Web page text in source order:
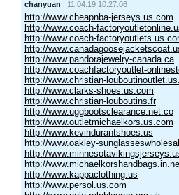
chanyuan | 11.04.19 10:27:06
http://www.cheapnba-jerseys.us.com
http://www.coach-
http://www.coach-
http://
http://www.pandorajewelry-canada.ca
http://www.coachfactoryoutlet-
http://www.christian-
http://www.clarks-shoes.us.com
http://www.christian-louboutins.fr
http://www.uggbootsclearance.net.co
http://www.outletmichaelkors.us.com
http://www.kevindurantshoes.us
http://www.oakley-
http://
http://
http://www.kappaclothing.us
http://www.persol.us.com